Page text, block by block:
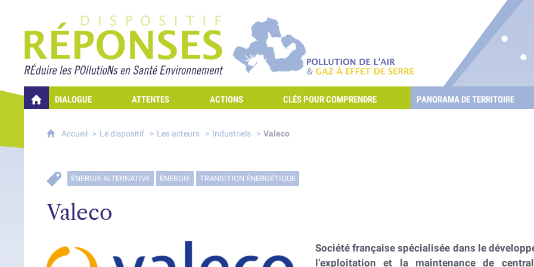
Projet Réponses - Réduire les POllutioNs en Santé Environnement
Pollution de l'air & gaz à effet de serre
QUELLES RÉPONSES À MES PRÉOCCUPATIONS SUR LA POLLUTION DE L'AIR ET LES GAZ À EFFET DE SERRE ?
DIALOGUE ATTENTES ACTIONS CLÉS POUR COMPRENDRE PANORAMA DE TERRITOIRE
Accueil Le dispositif Les acteurs Industriels Valeco
Valeco
Société française spécialisée dans le
l’exploitation et la maintenance de
ÉNERGIE ALTERNATIVE ÉNERGIE TRANSITION ÉNERGÉTIQUE